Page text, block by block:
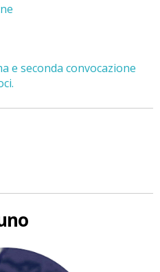
e seconda convocazione